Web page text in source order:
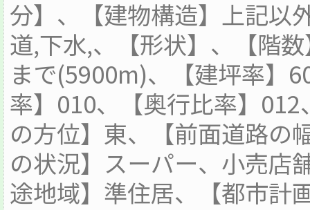
分】、【建物構造】上記以
道,下水,、【形状】、【階
まで(5900m)、【建坪率】
率】010、【奥行比率】
の方位】東、【前面道路の
の状況】スーパー、小売店
途地域】準住居、【都市計